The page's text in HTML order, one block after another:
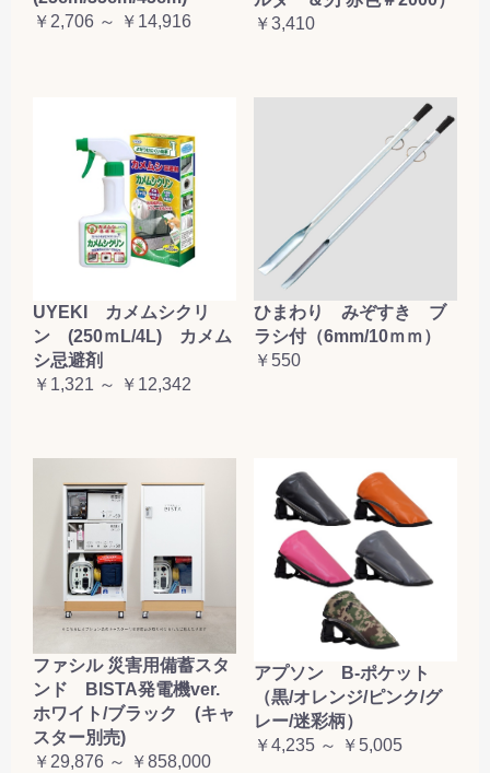
お買い物を続ける カートへ進む
￥2,706 ～ ￥14,916
￥3,410
UYEKI カメムシクリ
ン (250ｍL/4L) カメム
シ忌避剤
￥1,321 ～ ￥12,342
ひまわり みぞすき ブ
ラシ付（6mm/10ｍｍ）
￥550
ファシル 災害用備蓄スタ
ンド BISTA発電機ver.
ホワイト/ブラック (キャ
スター別売)
￥29,876 ～ ￥858,000
アプソン B-ポケット
（黒/オレンジ/ピンク/グ
レー/迷彩柄）
￥4,235 ～ ￥5,005